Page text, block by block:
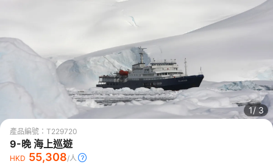
1/3
產品編號： T229720
9-晚 海上巡遊
HKD 55,308/人